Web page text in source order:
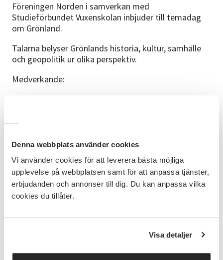
Denna webbplats använder cookies
Vi använder cookies för att leverera bästa möjliga
upplevelse på webbplatsen samt för att anpassa tjänster,
erbjudanden och annonser till dig. Du kan anpassa vilka
cookies du tillåter.
Visa detaljer
Föreningen Norden i samverkan med
Studieförbundet Vuxenskolan inbjuder till temadag
om Grönland.
Talarna belyser Grönlands historia, kultur, samhälle
och geopolitik ur olika perspektiv.
Medverkande:
Staffan Forssell, generalsekreterare Föreningen
Norden
Förmiddagsfika och lunch ingår - ange eventuella
matpreferenser vid anmälan.
Föreningen Norden Hallands distrikt